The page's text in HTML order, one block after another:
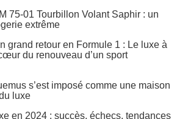
75-01 Tourbillon Volant Saphir : un
extrême
grand retour en Formule 1 : Le luxe à
du renouveau d’un sport
s’est imposé comme une maison
luxe
en 2024 : succès, échecs, tendances